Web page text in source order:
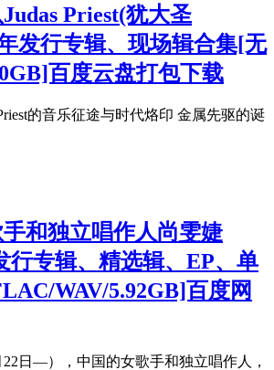
Priest(犹大圣
发行专辑、现场辑合集[无
百度云盘打包下载
的音乐征途与时代烙印 金属先驱的诞
和独立唱作人尚雯婕
行专辑、精选辑、EP、单
WAV/5.92GB]百度网
22日—），中国的女歌手和独立唱作人，